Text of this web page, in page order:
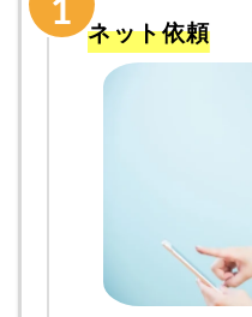
1
ネット依頼